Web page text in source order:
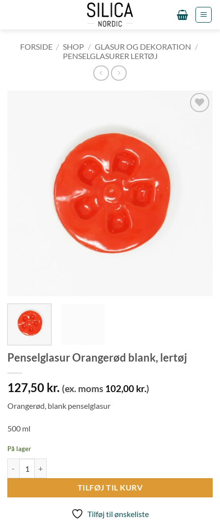
FORSIDE / SHOP / GLASUR OG DEKORATION /
PENSELGLASURER LERTØJ
Penselglasur Orangerød blank, lertøj
127,50 kr. (ex. moms 102,00 kr.)
Orangerød, blank penselglasur
500 ml
På lager
TILFØJ TIL KURV
Tilføj til ønskeliste